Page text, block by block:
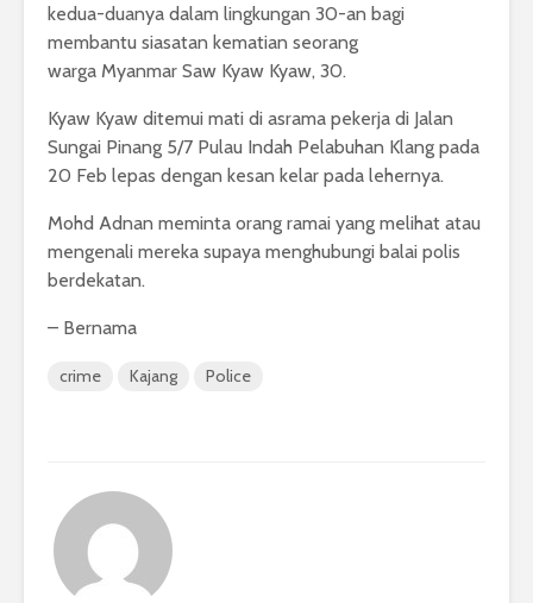
kedua-duanya dalam lingkungan 30-an bagi
membantu siasatan kematian seorang
warga Myanmar Saw Kyaw Kyaw, 30.
Kyaw Kyaw ditemui mati di asrama pekerja di Jalan
Sungai Pinang 5/7 Pulau Indah Pelabuhan Klang pada
20 Feb lepas dengan kesan kelar pada lehernya.
Mohd Adnan meminta orang ramai yang melihat atau
mengenali mereka supaya menghubungi balai polis
berdekatan.
– Bernama
crime Kajang Police